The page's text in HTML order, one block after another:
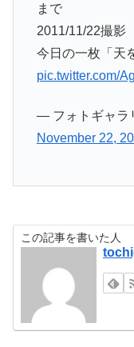
まで
2011/11/22撮影
今日の一枚「天
pic.twitter.com/
— フォトギャラ
November 22,
この記事を書いた人